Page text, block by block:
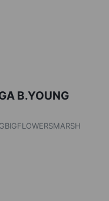
B.YOUNG